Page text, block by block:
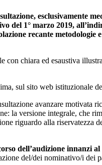
esclusivamente
del 1° marzo 2019,
recante metodologie
con chiara ed esaustiva
sul sito web istituzionale
avanzare motivata
la versione integrale, che
riguardo alla riservatezza
dell’audizione innanzi
del/dei nominativo/i dei